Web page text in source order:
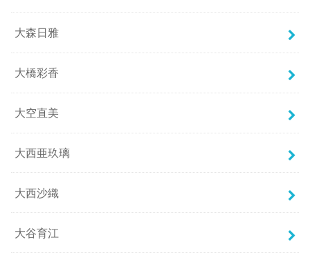
大森日雅
大橋彩香
大空直美
大西亜玖璃
大西沙織
大谷育江